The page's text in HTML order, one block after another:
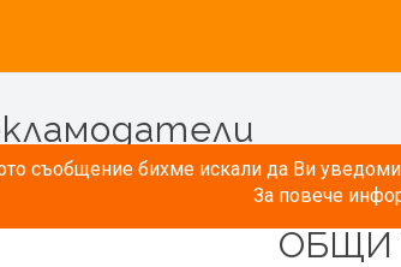
съобщение бихме искали да Ви
За повече
ОБЩИ